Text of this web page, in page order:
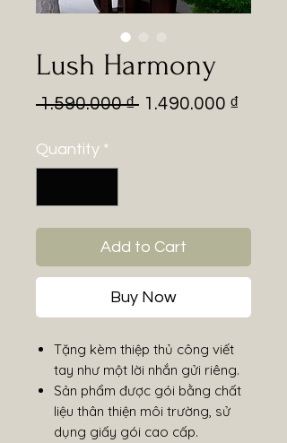
Lush Harmony
1.590.000 ₫ Regular
1.490.000 ₫
Quantity *
Add to Cart
Buy Now
Tặng kèm thiệp thủ công viết
tay như một lời nhắn gửi riêng.
Sản phẩm được gói bằng chất
liệu thân thiện môi trường, sử
dụng giấy gói cao cấp.